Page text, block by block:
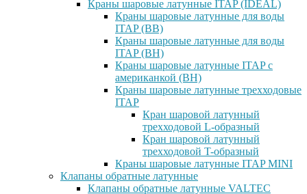
Краны шаровые латунные ITAP (IDEAL)
Краны шаровые латунные для воды
ITAP (ВВ)
Краны шаровые латунные для воды
ITAP (ВН)
Краны шаровые латунные ITAP с
американкой (ВН)
Краны шаровые латунные трехходовые
ITAP
Кран шаровой латунный
трехходовой L-образный
Кран шаровой латунный
трехходовой T-образный
Краны шаровые латунные ITAP MINI
Клапаны обратные латунные
Клапаны обратные латунные VALTEC